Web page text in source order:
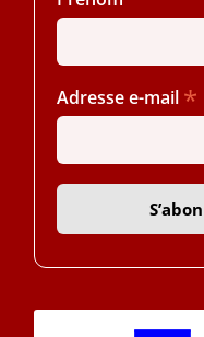
Adresse e-mail *